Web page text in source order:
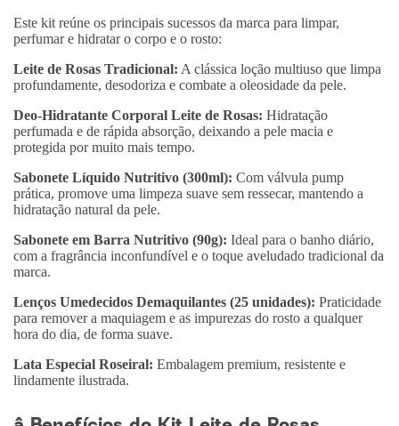
Este kit reúne os principais sucessos da marca para limpar,
perfumar e hidratar o corpo e o rosto:
Leite de Rosas Tradicional: A clássica loção multiuso que limpa
profundamente, desodoriza e combate a oleosidade da pele.
Deo-Hidratante Corporal Leite de Rosas: Hidratação
perfumada e de rápida absorção, deixando a pele macia e
protegida por muito mais tempo.
Sabonete Líquido Nutritivo (300ml): Com válvula pump
prática, promove uma limpeza suave sem ressecar, mantendo a
hidratação natural da pele.
Sabonete em Barra Nutritivo (90g): Ideal para o banho diário,
com a fragrância inconfundível e o toque aveludado tradicional da
marca.
Lenços Umedecidos Demaquilantes (25 unidades): Praticidade
para remover a maquiagem e as impurezas do rosto a qualquer
hora do dia, de forma suave.
Lata Especial Roseiral: Embalagem premium, resistente e
lindamente ilustrada.